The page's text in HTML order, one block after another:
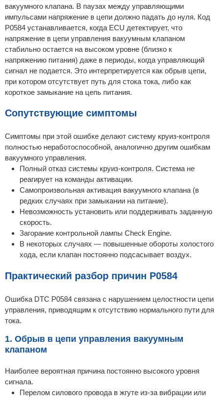
вакуумного клапана. В паузах между управляющими
импульсами напряжение в цепи должно падать до нуля. Код
P0584 устанавливается, когда ECU детектирует, что
напряжение в цепи управления вакуумным клапаном
стабильно остается на высоком уровне (близко к
напряжению питания) даже в периоды, когда управляющий
сигнал не подается. Это интерпретируется как обрыв цепи,
при котором отсутствует путь для стока тока, либо как
короткое замыкание на цепь питания.
Сопутствующие симптомы
Симптомы при этой ошибке делают систему круиз-контроля
полностью неработоспособной, аналогично другим ошибкам
вакуумного управления.
Полный отказ системы круиз-контроля. Система не
реагирует на команды активации.
Самопроизвольная активация вакуумного клапана (в
редких случаях при замыкании на питание).
Невозможность установить или поддерживать заданную
скорость.
Загорание контрольной лампы Check Engine.
В некоторых случаях — повышенные обороты холостого
хода, если клапан постоянно подсасывает воздух.
Практический разбор причин P0584
Ошибка DTC P0584 связана с нарушением целостности цепи
управления, приводящим к отсутствию нормального пути для
тока.
1. Обрыв в цепи управления вакуумным
клапаном
Наиболее вероятная причина постоянно высокого уровня
сигнала.
Перелом силового провода в жгуте из-за вибрации или